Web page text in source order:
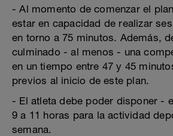
- Al momento de comenzar el
estar en capacidad de realizar
en torno a 75 minutos. Además,
culminado - al menos - una
en un tiempo entre 47 y 45
previos al inicio de este plan.
- El atleta debe poder disponer -
9 a 11 horas para la actividad
semana.